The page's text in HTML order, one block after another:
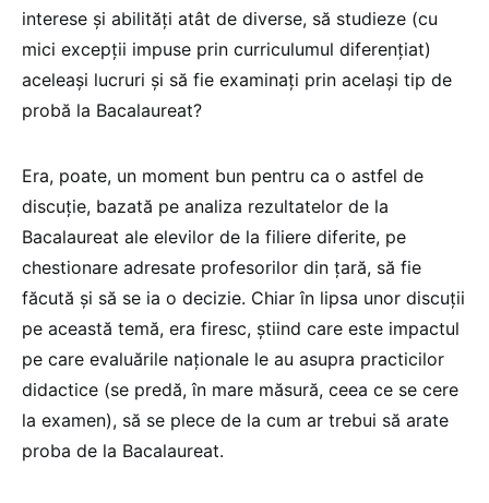
interese și abilități atât de diverse, să studieze (cu
mici excepții impuse prin curriculumul diferențiat)
aceleași lucruri și să fie examinați prin același tip de
probă la Bacalaureat?
Era, poate, un moment bun pentru ca o astfel de
discuție, bazată pe analiza rezultatelor de la
Bacalaureat ale elevilor de la filiere diferite, pe
chestionare adresate profesorilor din țară, să fie
făcută și să se ia o decizie. Chiar în lipsa unor discuții
pe această temă, era firesc, știind care este impactul
pe care evaluările naționale le au asupra practicilor
didactice (se predă, în mare măsură, ceea ce se cere
la examen), să se plece de la cum ar trebui să arate
proba de la Bacalaureat.